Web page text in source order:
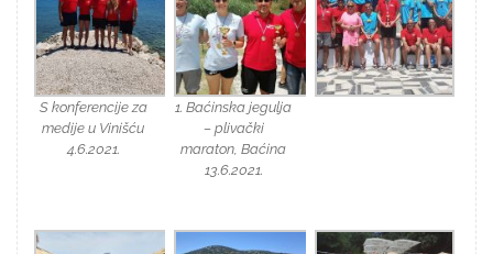
S konferencije za
medije u Vinišću
4.6.2021.
1. Baćinska jegulja
– plivački
maraton, Baćina
13.6.2021.